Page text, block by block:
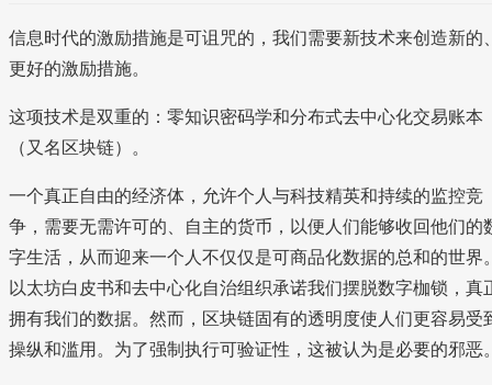
信息时代的激励措施是可诅咒的，我们需要新技术来创造新的
更好的激励措施。
这项技术是双重的：零知识密码学和分布式去中心化交易账本
（又名区块链）。
一个真正自由的经济体，允许个人与科技精英和持续的监控竞
争，需要无需许可的、自主的货币，以便人们能够收回他们的
字生活，从而迎来一个人不仅仅是可商品化数据的总和的世界
以太坊白皮书和去中心化自治组织承诺我们摆脱数字枷锁，真
拥有我们的数据。然而，区块链固有的透明度使人们更容易受
操纵和滥用。为了强制执行可验证性，这被认为是必要的邪恶